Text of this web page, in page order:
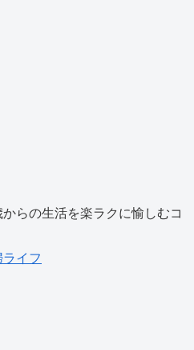
らの生活を楽ラクに愉しむコ
イフ